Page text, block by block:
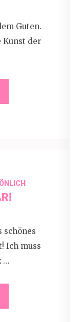
Guten.
der
schönes
Ich muss
…